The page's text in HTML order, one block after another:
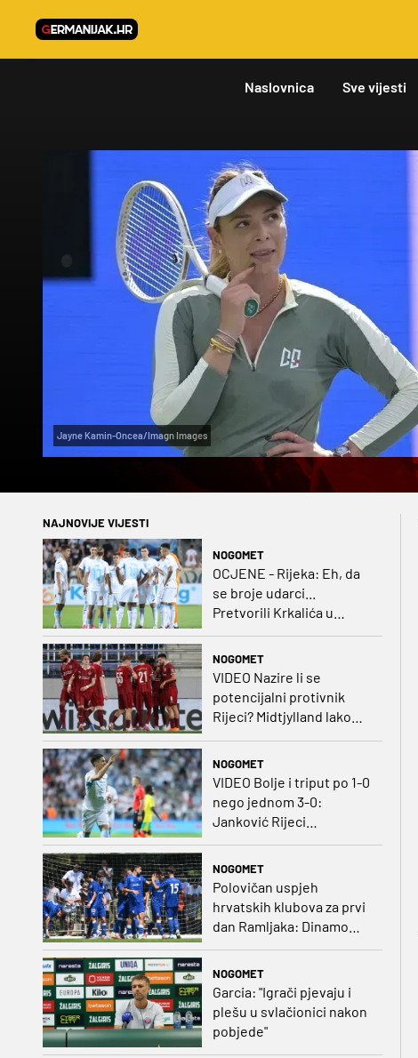
Naslovnica Sve vijesti
Jayne Kamin-Oncea/Imagn Images
NAJNOVIJE VIJESTI
NOGOMET
OCJENE - Rijeka: Eh, da
se broje udarci...
Pretvorili Krkalića u
NOGOMET
VIDEO Nazire li se
potencijalni protivnik
Rijeci? Midtjylland lako
NOGOMET
VIDEO Bolje i triput po 1-0
nego jednom 3-0:
Janković Rijeci
projektilom donio slavlje
protivnika
NOGOMET
Polovičan uspjeh
hrvatskih klubova za prvi
dan Ramljaka: Dinamo
poražen od Juventusa,
NOGOMET
Garcia: "Igrači pjevaju i
plešu u svlačionici nakon
pobjede"